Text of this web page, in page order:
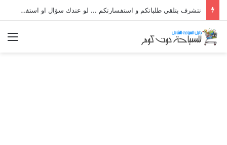
نتشرف بتلقي طلباتكم و استفسارتكم ... لو عندك سؤال او استفسار ماتدرددش فى طلب المساعدة